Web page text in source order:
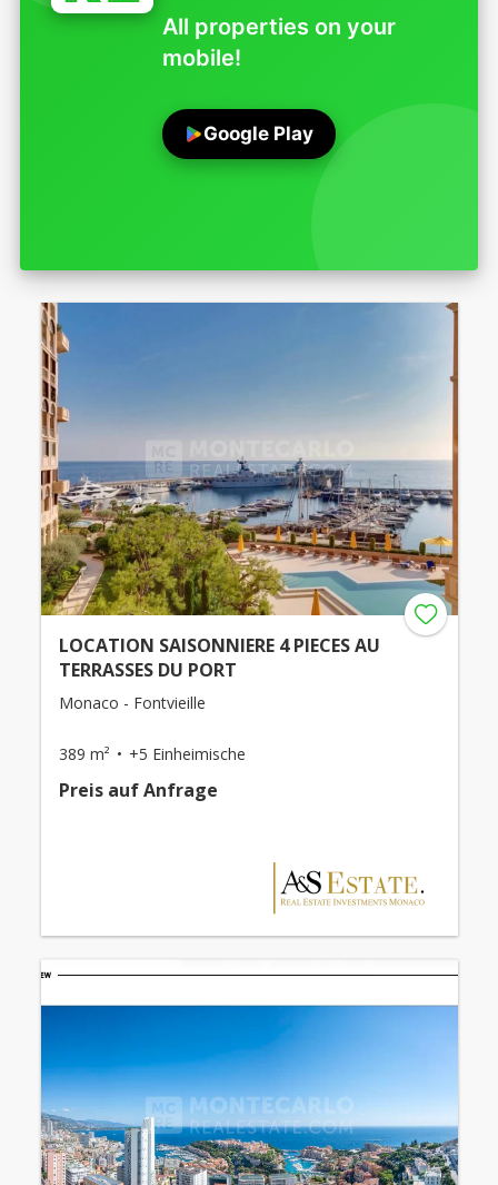
All properties on your
mobile!
Google Play
LOCATION SAISONNIERE 4 PIECES AU
TERRASSES DU PORT
Monaco - Fontvieille
389 m² +5 Einheimische
Preis auf Anfrage